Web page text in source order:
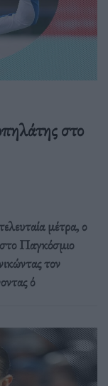
στο
μέτρα, ο
Παγκόσμιο
τον
ό